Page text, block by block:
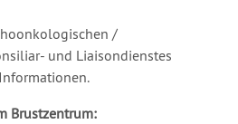
/
und Liaisondienstes
Brustzentrum: